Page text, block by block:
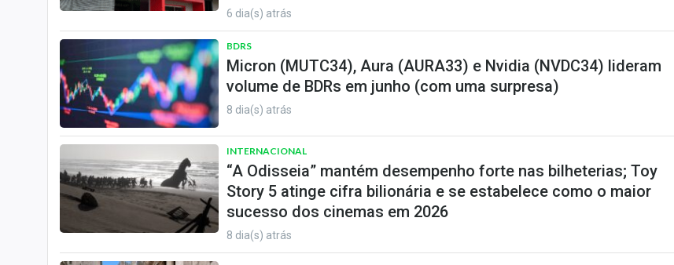
6 dia(s) atrás
BDRS
Micron (MUTC34), Aura (AURA33) e Nvidia (NVDC34) lideram
volume de BDRs em junho (com uma surpresa)
8 dia(s) atrás
INTERNACIONAL
“A Odisseia” mantém desempenho forte nas bilheterias; Toy
Story 5 atinge cifra bilionária e se estabelece como o maior
sucesso dos cinemas em 2026
8 dia(s) atrás